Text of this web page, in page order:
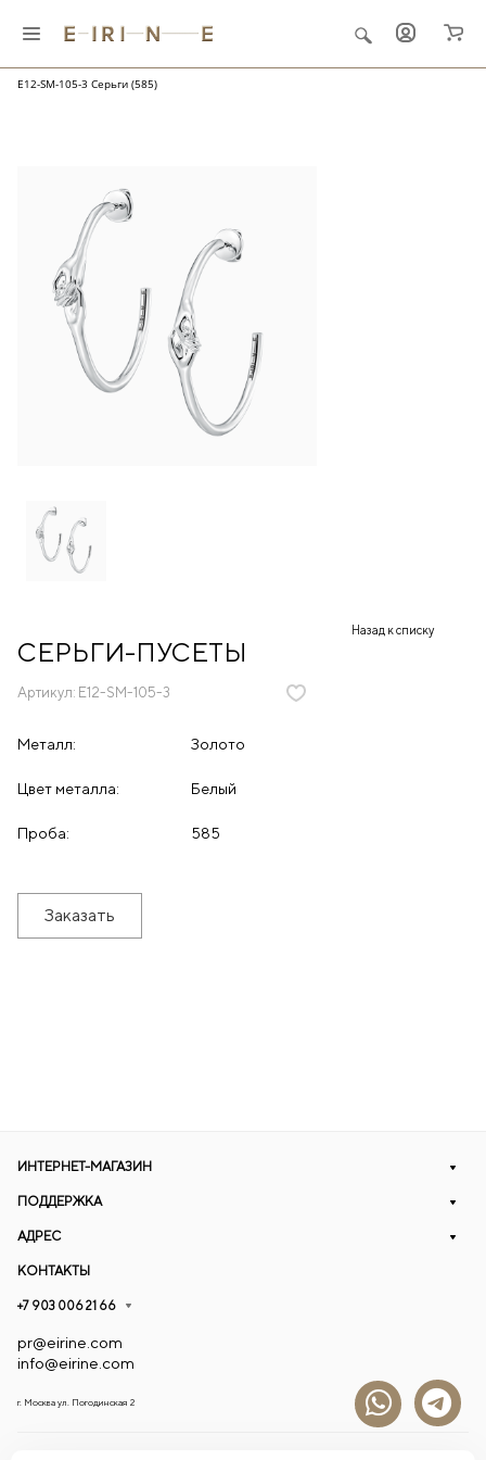
E12-SM-105-3 Серьги (585)
СЕРЬГИ-ПУСЕТЫ
Артикул: E12-SM-105-3
Металл: Золото
Цвет металла: Белый
Проба: 585
Заказать
Назад к списку
ИНТЕРНЕТ-МАГАЗИН
ПОДДЕРЖКА
АДРЕС
КОНТАКТЫ
+7 903 006 21 66
pr@eirine.com
info@eirine.com
г. Москва ул. Погодинская 2